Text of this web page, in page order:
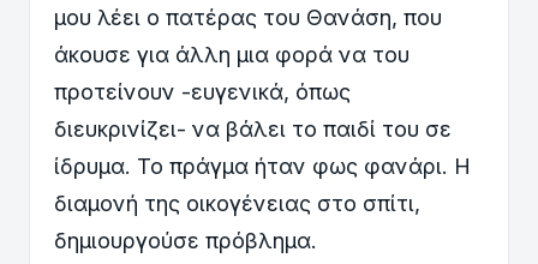
μου λέει ο πατέρας του Θανάση, που
άκουσε για άλλη μια φορά να του
προτείνουν -ευγενικά, όπως
διευκρινίζει- να βάλει το παιδί του σε
ίδρυμα. Το πράγμα ήταν φως φανάρι. Η
διαμονή της οικογένειας στο σπίτι,
δημιουργούσε πρόβλημα.